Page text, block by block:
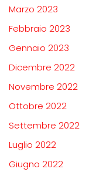
Marzo 2023
Febbraio 2023
Gennaio 2023
Dicembre 2022
Novembre 2022
Ottobre 2022
Settembre 2022
Luglio 2022
Giugno 2022